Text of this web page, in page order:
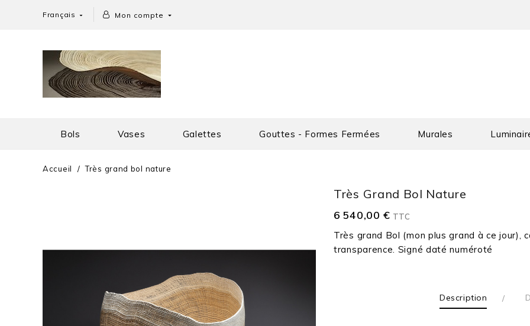
Français  Mon compte 
Bols Vases Galettes Gouttes - Formes Fermées Murales
Accueil Très grand bol nature
Très Grand Bol Nature
6 540,00 € TTC
Très grand Bol (mon plus grand à ce jour),
transparence. Signé daté numéroté
Description